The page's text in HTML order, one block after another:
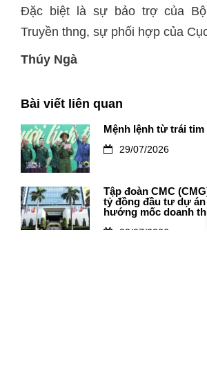
Đặc biệt là sự bảo trợ của
Truyền thng, sự phối hợp của
Thúy Ngà
Bài viết liên quan
Mệnh lệnh từ trái tim
29/07/2026
Tập đoàn CMC
tỷ đồng đầu tư dự án
hướng mốc doanh
22/07/2026